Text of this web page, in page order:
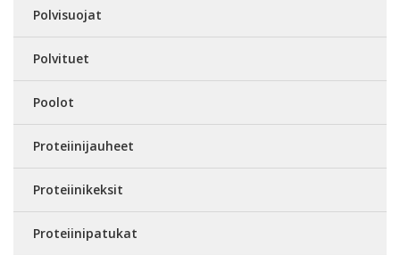
Polvisuojat
Polvituet
Poolot
Proteiinijauheet
Proteiinikeksit
Proteiinipatukat